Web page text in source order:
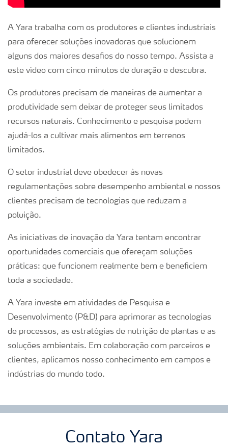
A Yara trabalha com os produtores e clientes industriais
para oferecer soluções inovadoras que solucionem
alguns dos maiores desafios do nosso tempo. Assista a
este vídeo com cinco minutos de duração e descubra.
Os produtores precisam de maneiras de aumentar a
produtividade sem deixar de proteger seus limitados
recursos naturais. Conhecimento e pesquisa podem
ajudá-los a cultivar mais alimentos em terrenos
limitados.
O setor industrial deve obedecer às novas
regulamentações sobre desempenho ambiental e nossos
clientes precisam de tecnologias que reduzam a
poluição.
As iniciativas de inovação da Yara tentam encontrar
oportunidades comerciais que ofereçam soluções
práticas: que funcionem realmente bem e beneficiem
toda a sociedade.
A Yara investe em atividades de Pesquisa e
Desenvolvimento (P&D) para aprimorar as tecnologias
de processos, as estratégias de nutrição de plantas e as
soluções ambientais. Em colaboração com parceiros e
clientes, aplicamos nosso conhecimento em campos e
indústrias do mundo todo.
Contato Yara